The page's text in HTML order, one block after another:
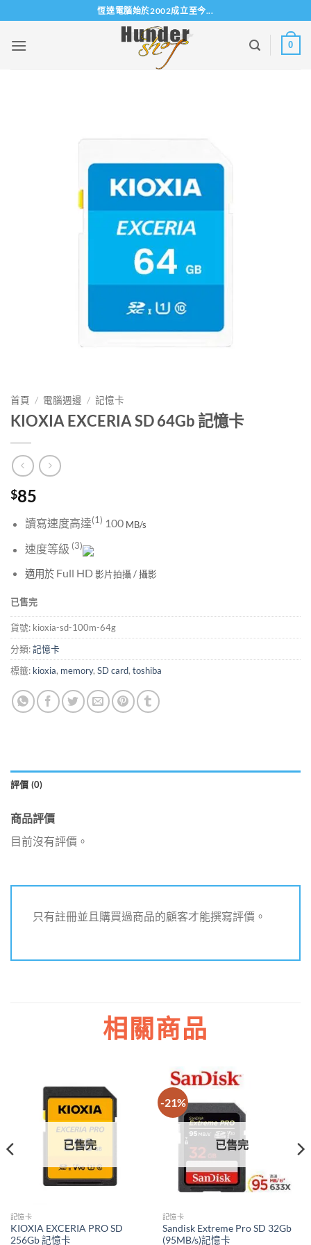
to
content
恆達電腦始於2002成立至今...
0
首頁 / 電腦週邊 / 記憶卡
KIOXIA EXCERIA SD 64Gb 記憶卡
$85
讀寫速度高達(1) 100 MB/s
速度等級 (3)
適用於 Full HD影片拍攝 / 攝影
已售完
貨號: kioxia-sd-100m-64g
分類:記憶卡
標籤: kioxia, memory, SD card, toshiba
評價 (0)
商品評價
目前沒有評價。
只有註冊並且購買過商品的顧客才能撰寫評價。
相關商品
已售完
記憶卡
KIOXIA EXCERIA PRO SD
256Gb 記憶卡
-21%
已售完
記憶卡
Sandisk Extreme Pro SD 32Gb
(95MB/s)記憶卡